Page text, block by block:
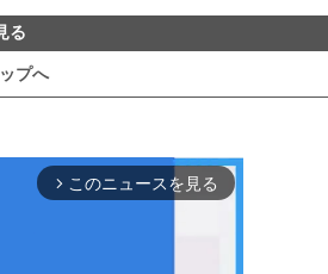
る
プへ
arrow_forward_ios このニュースを見る